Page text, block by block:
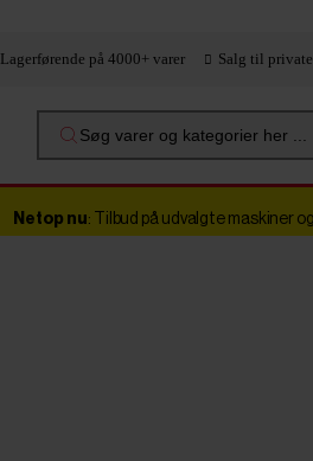
Lagerførende på 4000+ varer Salg til
Søg varer og kategorier her ...
Netop nu: Tilbud på udvalgte maskiner